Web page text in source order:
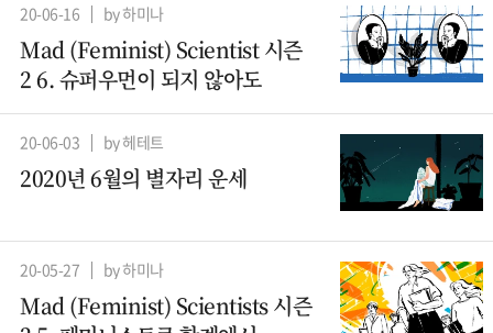
20-06-16 by 하미나
Mad (Feminist) Scientist 시즌
2 6. 슈퍼우먼이 되지 않아도
20-06-03 by 헤테트
2020년 6월의 별자리 운세
20-05-27 by 하미나
Mad (Feminist) Scientists 시즌